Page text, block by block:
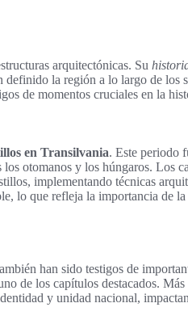
arquitectónicas. Su
definido la región a lo largo de los
de momentos cruciales en la
en Transilvania. Este periodo
otomanos y los húngaros. Los
implementando técnicas
lo que refleja la importancia de la
han sido testigos de
de los capítulos destacados.
y unidad nacional,